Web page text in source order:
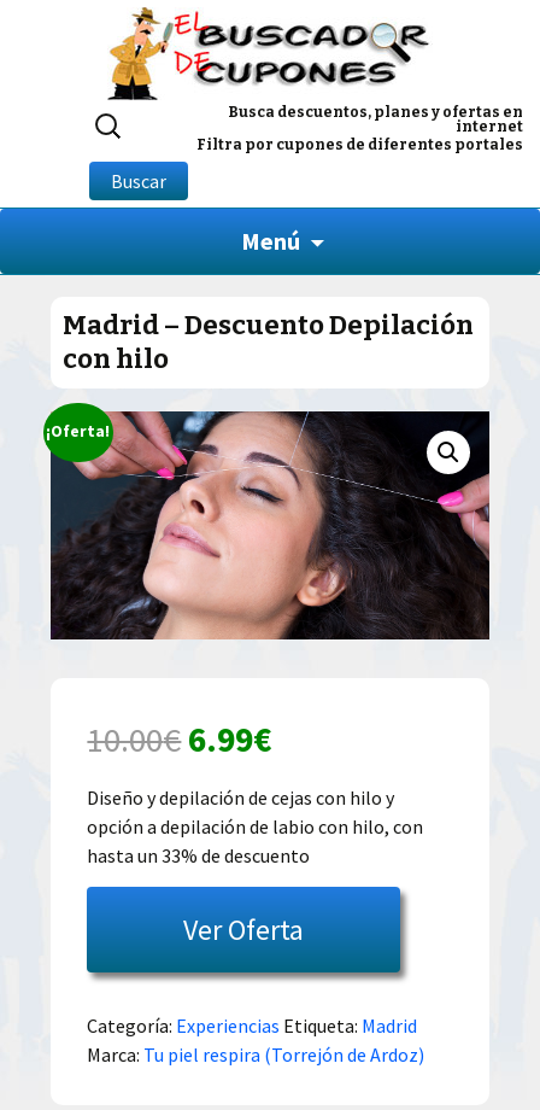
Busca descuentos, planes y ofertas en
internet
Filtra por cupones de diferentes portales
Buscar
por:
Buscar
Menú
Madrid – Descuento Depilación
con hilo
¡Oferta!
10.00€El
precio
original
era:
10.00€.
6.99€El
precio
actual
es:
6.99€.
Diseño y depilación de cejas con hilo y
opción a depilación de labio con hilo, con
hasta un 33% de descuento
Ver Oferta
Categoría: Experiencias Etiqueta: Madrid
Marca: Tu piel respira (Torrejón de Ardoz)